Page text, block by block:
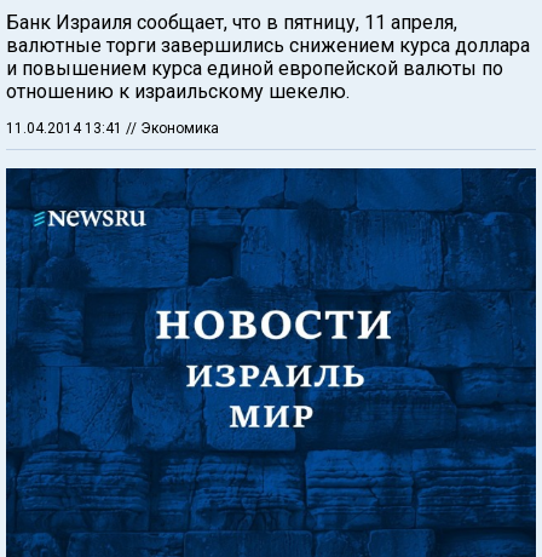
Банк Израиля сообщает, что в пятницу, 11 апреля,
валютные торги завершились снижением курса доллара
и повышением курса единой европейской валюты по
отношению к израильскому шекелю.
11.04.2014 13:41 // Экономика